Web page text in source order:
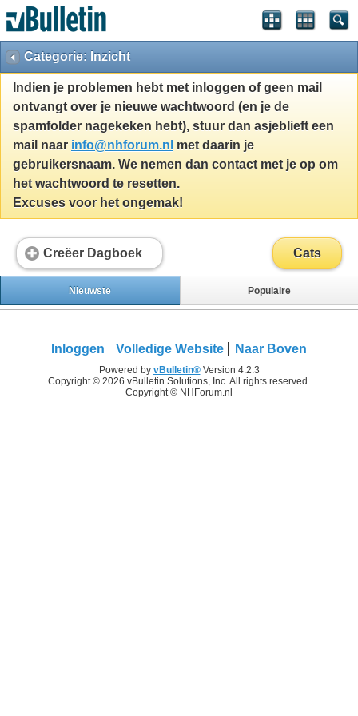
Categorie: Inzicht
Indien je problemen hebt met inloggen of geen mail
ontvangt over je nieuwe wachtwoord (en je de
spamfolder nagekeken hebt), stuur dan asjeblieft een
mail naar info@nhforum.nl met daarin je
gebruikersnaam. We nemen dan contact met je op om
het wachtwoord te resetten.
Excuses voor het ongemak!
Creëer Dagboek Cats
Nieuwste Populaire
Inloggen Volledige Website Naar Boven
Powered by vBulletin®Version 4.2.3
Copyright © 2026 vBulletin Solutions, Inc. All rights reserved.
Copyright © NHForum.nl